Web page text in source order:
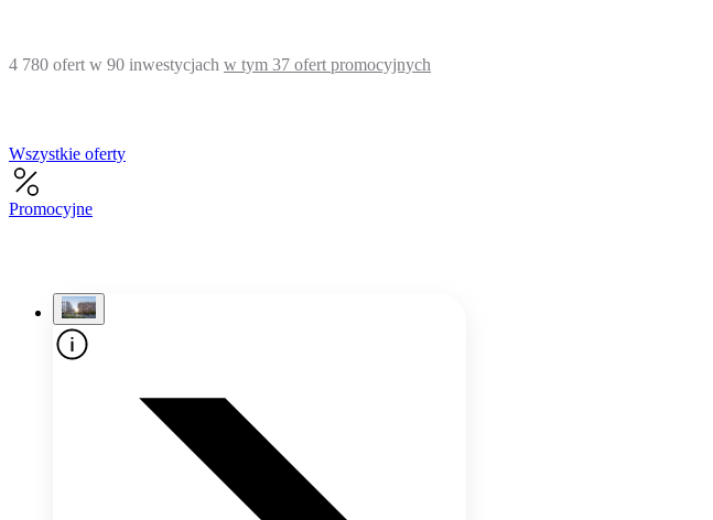
4 780 ofert w 90 inwestycjach w tym 37 ofert promocyjnych
Wszystkie oferty
Promocyjne